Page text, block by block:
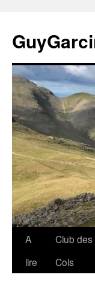
contenu
A
lire
Club des
Cols